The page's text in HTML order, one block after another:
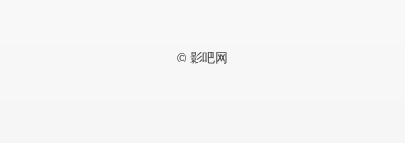
© 影吧网